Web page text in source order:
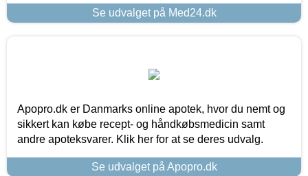
Se udvalget på Med24.dk
Apopro.dk er Danmarks online apotek, hvor du nemt og
sikkert kan købe recept- og håndkøbsmedicin samt
andre apoteksvarer. Klik her for at se deres udvalg.
Se udvalget på Apopro.dk